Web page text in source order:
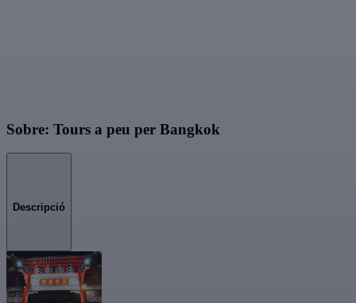
Sobre: Tours a peu per Bangkok
Descripció